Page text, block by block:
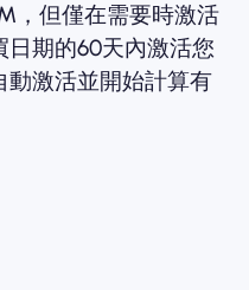
，但僅在需要時激活
期的60天內激活您
動激活並開始計算有